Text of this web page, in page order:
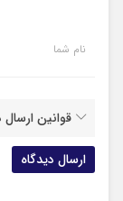
نام شما
قوانین ارسال